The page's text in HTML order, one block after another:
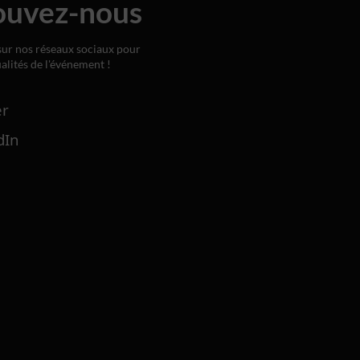
nous
nos réseaux sociaux pour
de l'événement !